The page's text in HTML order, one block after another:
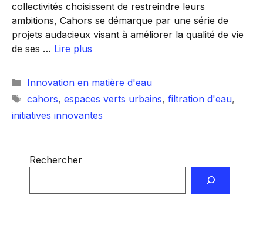
collectivités choisissent de restreindre leurs
ambitions, Cahors se démarque par une série de
projets audacieux visant à améliorer la qualité de vie
de ses … Lire plus
Catégories
Innovation en matière d'eau
Étiquettes
cahors, espaces verts urbains, filtration d'eau,
initiatives innovantes
Rechercher